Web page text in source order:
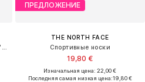
ПРЕДЛОЖЕНИЕ
THE NORTH FACE
Спортивные носки
19,80 €
Изначальная цена: 22,00 €
Последняя самая низкая цена:19,80 €